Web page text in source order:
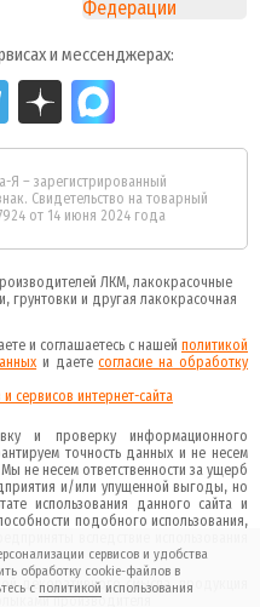
и мессенджерах:
Я – зарегистрированный
Свидетельство на товарный
от 14 июня 2024 года
ЛКМ, лакокрасочные
грунтовки и другая лакокрасочная
и соглашаетесь с нашей политикой
и даетеcогласие на обработку
сервисов интернет-сайта
и проверку информационного
точность данных и не несем
не несем ответственности за ущерб
и/или упущенной выгоды, но
использования данного сайта и
подобного использования,
декоративного смысла, продукция
производителя
сервисов и удобства
обработку cookie-файлов в
с политикой использования